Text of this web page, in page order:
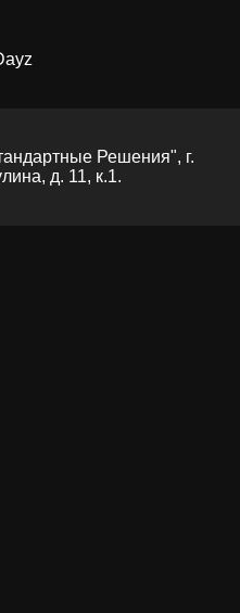
Решения", г.
д. 11, к.1.